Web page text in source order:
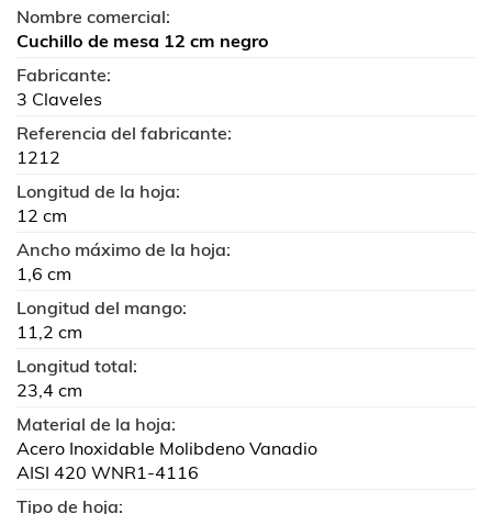
Nombre comercial:
Cuchillo de mesa 12 cm negro
Fabricante:
3 Claveles
Referencia del fabricante:
1212
Longitud de la hoja:
12 cm
Ancho máximo de la hoja:
1,6 cm
Longitud del mango:
11,2 cm
Longitud total:
23,4 cm
Material de la hoja:
Acero Inoxidable Molibdeno Vanadio
AISI 420 WNR1-4116
Tipo de hoja: